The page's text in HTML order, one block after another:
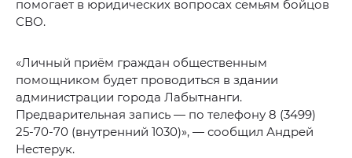
помогает в юридических вопросах семьям бойцов
СВО.
«Личный приём граждан общественным
помощником будет проводиться в здании
администрации города Лабытнанги.
Предварительная запись — по телефону 8 (3499)
25-70-70 (внутренний 1030)», — сообщил Андрей
Нестерук.